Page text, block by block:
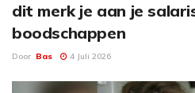
dit merk je aan je
boodschappen
Door Bas 4 Juli 2026